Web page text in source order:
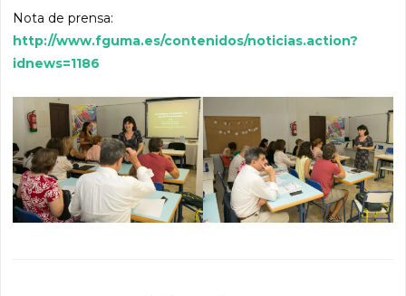
Nota de prensa:
http://www.fguma.es/contenidos/noticias.action?
idnews=1186